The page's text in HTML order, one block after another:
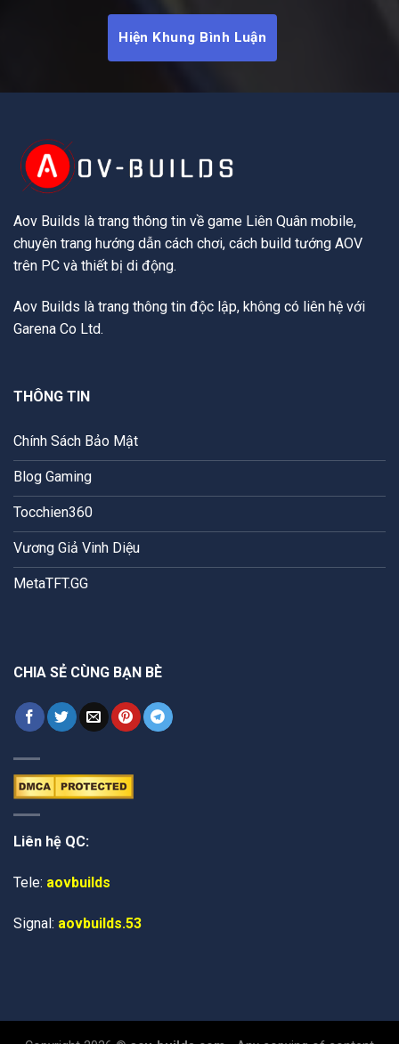
Hiện Khung Bình Luận
Aov Builds là trang thông tin về game Liên Quân mobile,
chuyên trang hướng dẫn cách chơi, cách build tướng AOV
trên PC và thiết bị di động.
Aov Builds là trang thông tin độc lập, không có liên hệ với
Garena Co Ltd.
THÔNG TIN
Chính Sách Bảo Mật
Blog Gaming
Tocchien360
Vương Giả Vinh Diệu
MetaTFT.GG
CHIA SẺ CÙNG BẠN BÈ
Liên hệ QC:
Tele: aovbuilds
Signal: aovbuilds.53